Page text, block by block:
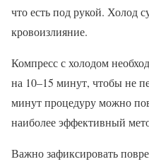
что есть под рукой. Холод
кровоизлияние.
Компресс с холодом
на 10–15 минут, чтобы не
минут процедуру можно
наиболее эффективный
Важно зафиксировать